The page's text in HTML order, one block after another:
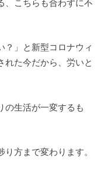
、こちらも合わずに不
？」と新型コロナウィ
れた今だから、労いと
の生活が一変するも
方まで変わります。